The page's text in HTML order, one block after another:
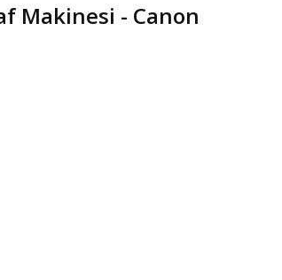
Makinesi - Canon